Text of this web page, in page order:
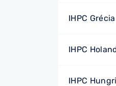
IHPC Grécia
IHPC
IHPC